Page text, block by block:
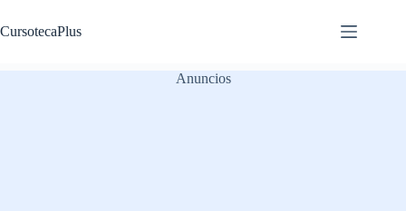
al
contenido
CursotecaPlus
Anuncios